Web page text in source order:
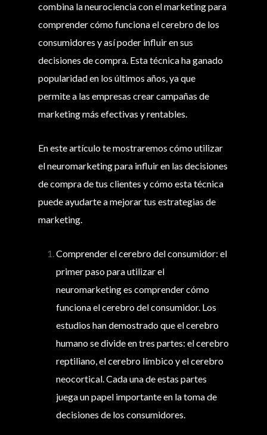
combina la neurociencia con el marketing para
comprender cómo funciona el cerebro de los
consumidores y así poder influir en sus
decisiones de compra. Esta técnica ha ganado
popularidad en los últimos años, ya que
permite a las empresas crear campañas de
marketing más efectivas y rentables.
En este artículo te mostraremos cómo utilizar
el neuromarketing para influir en las decisiones
de compra de tus clientes y cómo esta técnica
puede ayudarte a mejorar tus estrategias de
marketing.
Comprender el cerebro del consumidor: el
primer paso para utilizar el
neuromarketing es comprender cómo
funciona el cerebro del consumidor. Los
estudios han demostrado que el cerebro
humano se divide en tres partes: el cerebro
reptiliano, el cerebro límbico y el cerebro
neocortical. Cada una de estas partes
juega un papel importante en la toma de
decisiones de los consumidores.